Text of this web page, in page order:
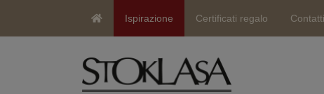
Ispirazione Certificati regalo Contatti